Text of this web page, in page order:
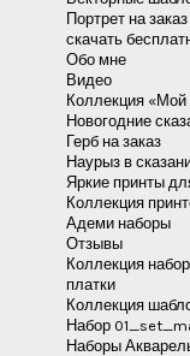
Портрет на заказ
скачать
Обо мне
Видео
Коллекция «Мой
Новогодние
Герб на заказ
Наурыз в
Яркие принты
Коллекция
Адеми наборы
Отзывы
Коллекция
платки
Коллекция
Набор
Наборы